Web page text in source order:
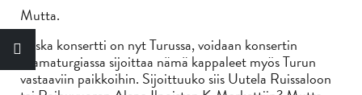
Mutta.
Koska konsertti on nyt Turussa, voidaan konsertin
dramaturgiassa sijoittaa nämä kappaleet myös Turun
vastaaviin paikkoihin. Sijoittuuko siis Uutela Ruissaloon